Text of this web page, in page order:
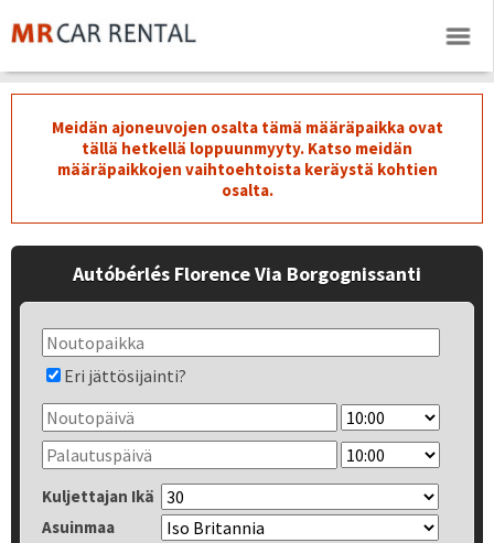
Meidän ajoneuvojen osalta tämä määräpaikka ovat
tällä hetkellä loppuunmyyty. Katso meidän
määräpaikkojen vaihtoehtoista keräystä kohtien
osalta.
Autóbérlés Florence Via Borgognissanti
Eri jättösijainti?
Kuljettajan Ikä
Asuinmaa